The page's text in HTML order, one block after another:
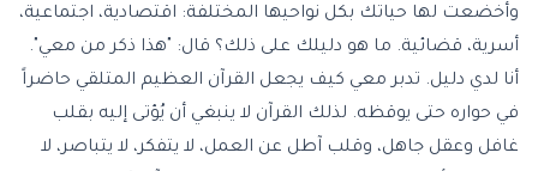
وأخضعت لها حياتك بكل نواحيها المختلفة: اقتصادية، اجتماعية،
أسرية، قضائية. ما هو دليلك على ذلك؟ قال: "هذا ذكر من معي".
أنا لدي دليل. تدبر معي كيف يجعل القرآن العظيم المتلقي حاضراً
في حواره حتى يوقظه. لذلك القرآن لا ينبغي أن يُؤتى إليه بقلب
غافل وعقل جاهل، وقلب آطل عن العمل، لا يتفكر، لا يتباصر، لا